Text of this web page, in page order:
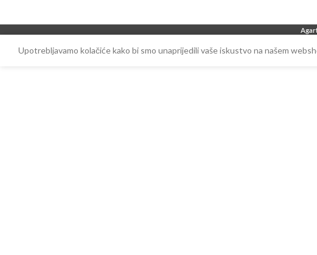
Upotrebljavamo kolačiće kako bi smo unaprijedili vaše iskustvo na našem